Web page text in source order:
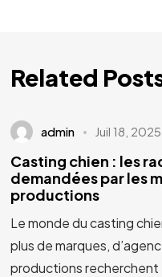
Related
admin Juil 18, 2025
Casting chien : les
demandées par les
productions
Le monde du casting
plus de marques,
productions recherchent